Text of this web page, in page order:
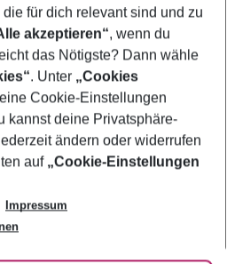
für dich relevant sind und zu
akzeptieren“, wenn du
das Nötigste? Dann wähle
. Unter „Cookies
Cookie-Einstellungen
kannst deine Privatsphäre-
ändern oder widerrufen
auf „Cookie-Einstellungen
Impressum